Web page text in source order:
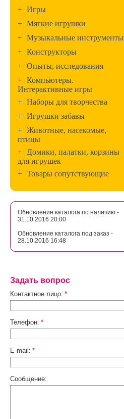
+ Игры
+ Мягкие игрушки
+ Музыкальные инструменты
+ Конструкторы
+ Опыты, исследования
+ Компьютеры.
Интерактивные игры
+ Наборы для творчества
+ Игрушки забавы
+ Животные, насекомые,
птицы
+ Домики, палатки, корзины
для игрушек
+ Товары сопутствующие
Обновление каталога по наличию -
31.10.2016 20:00
Обновление каталога под заказ -
28.10.2016 16:48
Задать вопрос
Контактное лицо: *
Телефон: *
E-mail: *
Сообщение: